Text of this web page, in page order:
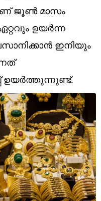
ജൂണ്‍ മാസം
ഉയര്‍ന്ന
ഇനിയും
ഉയര്‍ത്തുന്നുണ്ട്.